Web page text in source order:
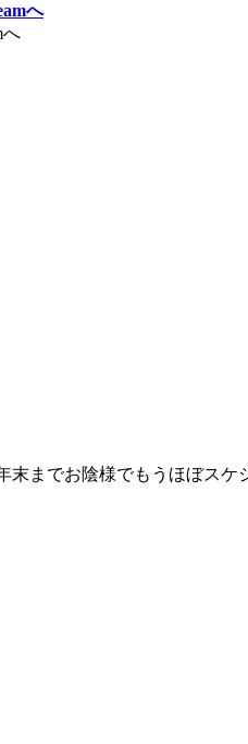
へ
までお陰様でもうほぼス